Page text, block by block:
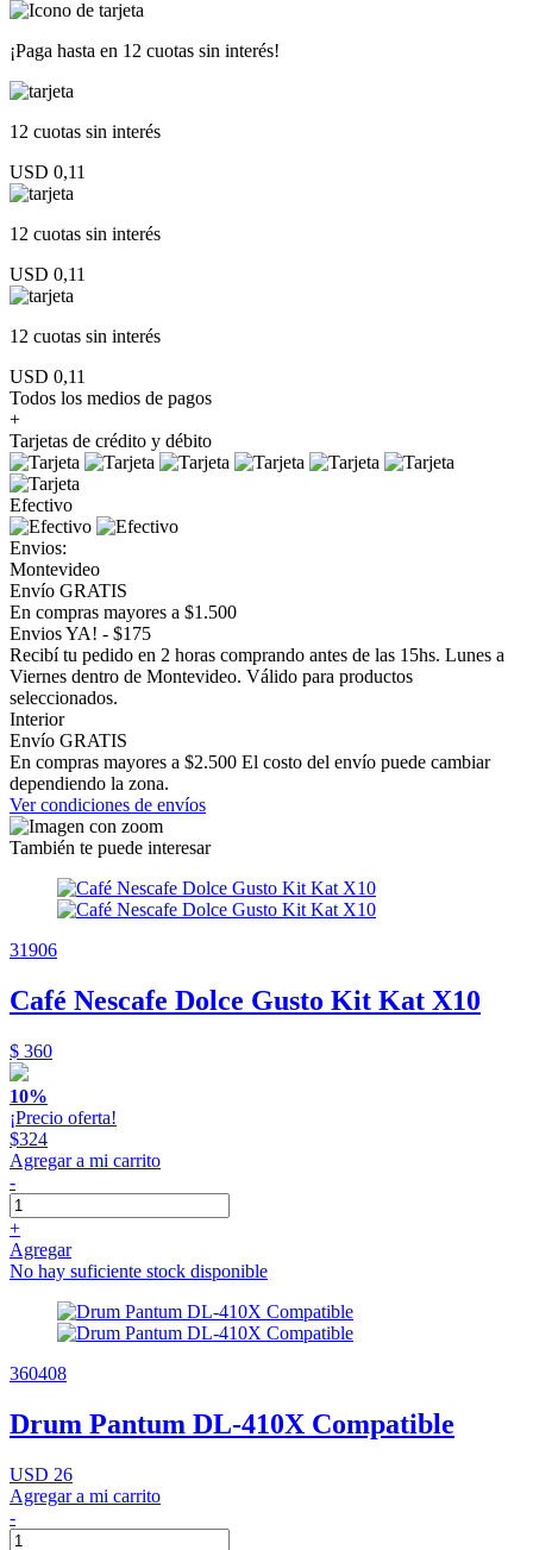
¡Paga hasta en 12 cuotas sin interés!
12 cuotas sin interés
USD 0,11
12 cuotas sin interés
USD 0,11
12 cuotas sin interés
USD 0,11
Todos los medios de pagos
+
Tarjetas de crédito y débito
Efectivo
Envios:
Montevideo
Envío GRATIS
En compras mayores a $1.500
Envios YA! - $175
Recibí tu pedido en 2 horas comprando antes de las 15hs. Lunes a
Viernes dentro de Montevideo. Válido para productos
seleccionados.
Interior
Envío GRATIS
En compras mayores a $2.500 El costo del envío puede cambiar
dependiendo la zona.
Ver condiciones de envíos
También te puede interesar
31906
Café Nescafe Dolce Gusto Kit Kat X10
$ 360
10%
¡Precio oferta!
$324
Agregar a mi carrito
-
+
Agregar
No hay suficiente stock disponible
360408
Drum Pantum DL-410X Compatible
USD 26
Agregar a mi carrito
-